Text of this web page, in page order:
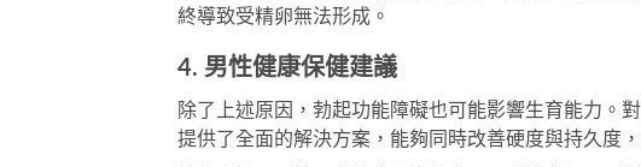
終導致受精卵無法形成。
4. 男性健康保健建議
除了上述原因，勃起功能障礙也可能影響生育能力。
提供了全面的解決方案，能夠同時改善硬度與持久度